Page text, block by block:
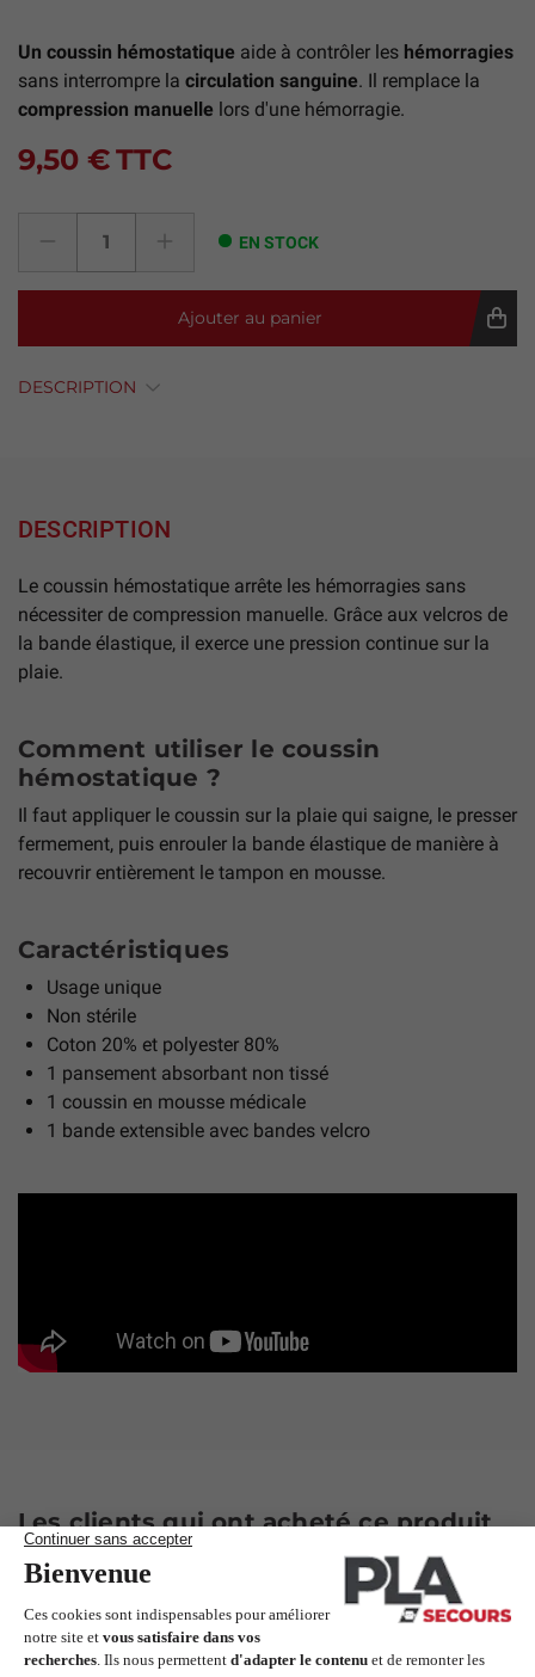
Un coussin hémostatique aide à contrôler les hémorragies
sans interrompre la circulation sanguine. Il remplace la
compression manuelle lors d'une hémorragie.
9,50 €TTC
EN STOCK
Ajouter au panier
DESCRIPTION
DESCRIPTION
Le coussin hémostatique arrête les hémorragies sans
nécessiter de compression manuelle. Grâce aux velcros de
la bande élastique, il exerce une pression continue sur la
plaie.
Comment utiliser le coussin
hémostatique ?
Il faut appliquer le coussin sur la plaie qui saigne, le presser
fermement, puis enrouler la bande élastique de manière à
recouvrir entièrement le tampon en mousse.
Caractéristiques
Usage unique
Non stérile
Coton 20% et polyester 80%
1 pansement absorbant non tissé
1 coussin en mousse médicale
1 bande extensible avec bandes velcro
Les clients qui ont acheté ce produit
ont également acheté :